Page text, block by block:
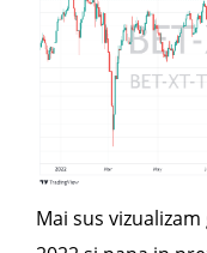
Mai sus